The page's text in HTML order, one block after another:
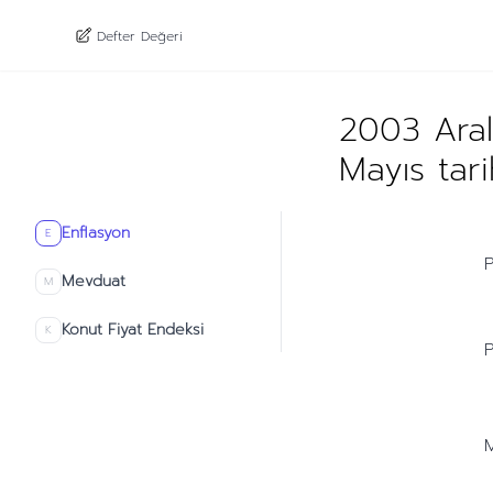
E Enflasyon
M Mevduat
K Konut Fiyat Endeksi
Defter Değeri
2003
Mayıs